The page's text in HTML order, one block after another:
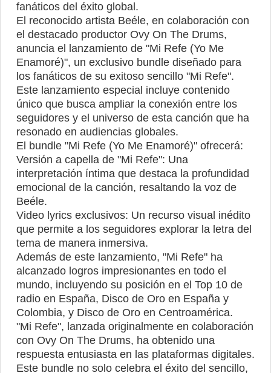
fanáticos del éxito global.
El reconocido artista Beéle, en colaboración con
el destacado productor Ovy On The Drums,
anuncia el lanzamiento de "Mi Refe (Yo Me
Enamoré)", un exclusivo bundle diseñado para
los fanáticos de su exitoso sencillo "Mi Refe".
Este lanzamiento especial incluye contenido
único que busca ampliar la conexión entre los
seguidores y el universo de esta canción que ha
resonado en audiencias globales.
El bundle "Mi Refe (Yo Me Enamoré)" ofrecerá:
Versión a capella de "Mi Refe": Una
interpretación íntima que destaca la profundidad
emocional de la canción, resaltando la voz de
Beéle.
Video lyrics exclusivos: Un recurso visual inédito
que permite a los seguidores explorar la letra del
tema de manera inmersiva.
Además de este lanzamiento, "Mi Refe" ha
alcanzado logros impresionantes en todo el
mundo, incluyendo su posición en el Top 10 de
radio en España, Disco de Oro en España y
Colombia, y Disco de Oro en Centroamérica.
"Mi Refe", lanzada originalmente en colaboración
con Ovy On The Drums, ha obtenido una
respuesta entusiasta en las plataformas digitales.
Este bundle no solo celebra el éxito del sencillo,